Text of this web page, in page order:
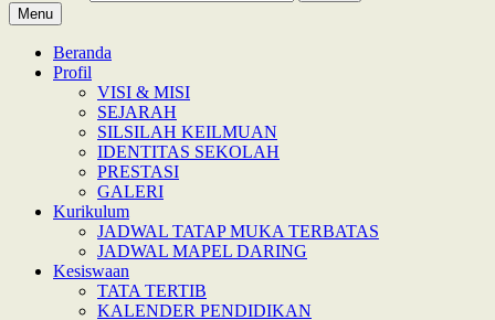
Menu
Beranda
Profil
VISI & MISI
SEJARAH
SILSILAH KEILMUAN
IDENTITAS SEKOLAH
PRESTASI
GALERI
Kurikulum
JADWAL TATAP MUKA TERBATAS
JADWAL MAPEL DARING
Kesiswaan
TATA TERTIB
KALENDER PENDIDIKAN